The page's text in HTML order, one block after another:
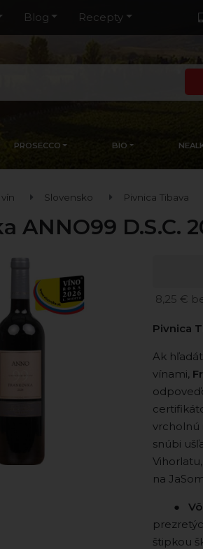
Blog Recepty
PROSECCO BIO
Slovensko Pivnica Tibava
ANNO99 D.S.C.
8,25 €
Pivnica
Ak
vínami,
vrcholnú
snúbi
na
⠀ ⠀ ●
štipkou